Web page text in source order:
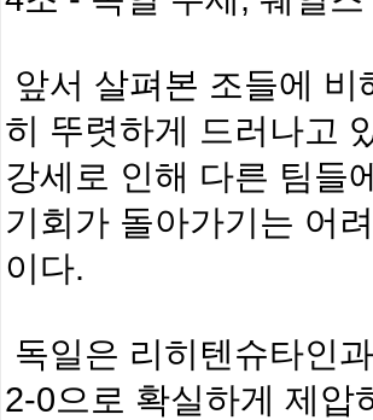
앞서 살펴본 조들에
히 뚜렷하게 드러나고
강세로 인해 다른 팀들
기회가 돌아가기는 어
이다.
독일은 리히텐슈타인
2-0으로 확실하게 제압